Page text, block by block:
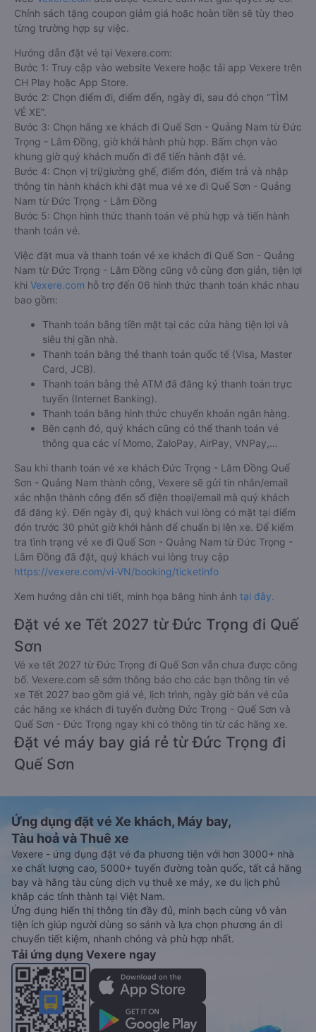
Chính sách tặng coupon giảm giá hoặc hoàn tiền sẽ tùy theo
từng trường hợp sự việc.
Hướng dẫn đặt vé tại Vexere.com:
Bước 1: Truy cập vào website Vexere hoặc tải app Vexere trên
CH Play hoặc App Store.
Bước 2: Chọn điểm đi, điểm đến, ngày đi, sau đó chọn “TÌM
VÉ XE”.
Bước 3: Chọn hãng xe khách đi Quế Sơn - Quảng Nam từ Đức
Trọng - Lâm Đồng, giờ khởi hành phù hợp. Bấm chọn vào
khung giờ quý khách muốn đi để tiến hành đặt vé.
Bước 4: Chọn vị trí/giường ghế, điểm đón, điểm trả và nhập
thông tin hành khách khi đặt mua vé xe đi Quế Sơn - Quảng
Nam từ Đức Trọng - Lâm Đồng
Bước 5: Chọn hình thức thanh toán vé phù hợp và tiến hành
thanh toán vé.
Việc đặt mua và thanh toán vé xe khách đi Quế Sơn - Quảng
Nam từ Đức Trọng - Lâm Đồng cũng vô cùng đơn giản, tiện lợi
khi Vexere.com hỗ trợ đến 06 hình thức thanh toán khác nhau
bao gồm:
Thanh toán bằng tiền mặt tại các cửa hàng tiện lợi và
siêu thị gần nhà.
Thanh toán bằng thẻ thanh toán quốc tế (Visa, Master
Card, JCB).
Thanh toán bằng thẻ ATM đã đăng ký thanh toán trực
tuyến (Internet Banking).
Thanh toán bằng hình thức chuyển khoản ngân hàng.
Bên cạnh đó, quý khách cũng có thể thanh toán vé
thông qua các ví Momo, ZaloPay, AirPay, VNPay,…
Sau khi thanh toán vé xe khách Đức Trọng - Lâm Đồng Quế
Sơn - Quảng Nam thành công, Vexere sẽ gửi tin nhắn/email
xác nhận thành công đến số điện thoại/email mà quý khách
đã đăng ký. Đến ngày đi, quý khách vui lòng có mặt tại điểm
đón trước 30 phút giờ khởi hành để chuẩn bị lên xe. Để kiểm
tra tình trạng vé xe đi Quế Sơn - Quảng Nam từ Đức Trọng -
Lâm Đồng đã đặt, quý khách vui lòng truy cập
https://vexere.com/vi-VN/booking/ticketinfo
Xem hướng dẫn chi tiết, minh họa bằng hình ảnh tại đây.
Đặt vé xe Tết 2027 từ Đức Trọng đi Quế
Sơn
Vé xe tết 2027 từ Đức Trọng đi Quế Sơn vẫn chưa được công
bố. Vexere.com sẽ sớm thông báo cho các bạn thông tin vé
xe Tết 2027 bao gồm giá vé, lịch trình, ngày giờ bán vé của
các hãng xe khách đi tuyến đường Đức Trọng - Quế Sơn và
Quế Sơn - Đức Trọng ngay khi có thông tin từ các hãng xe.
Đặt vé máy bay giá rẻ từ Đức Trọng đi
Quế Sơn
Ứng dụng đặt vé Xe khách, Máy bay,
Tàu hoả và Thuê xe
Vexere - ứng dụng đặt vé đa phương tiện với hơn 3000+ nhà
xe chất lượng cao, 5000+ tuyến đường toàn quốc, tất cả hãng
bay và hãng tàu cùng dịch vụ thuê xe máy, xe du lịch phủ
khắp các tỉnh thành tại Việt Nam.
Ứng dụng hiển thị thông tin đầy đủ, minh bạch cùng vô vàn
tiện ích giúp người dùng so sánh và lựa chọn phương án di
chuyển tiết kiệm, nhanh chóng và phù hợp nhất.
Tải ứng dụng Vexere ngay